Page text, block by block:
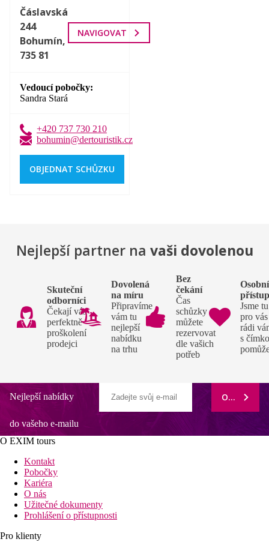
Čáslavská
244
Bohumín,
735 81
NAVIGOVAT
Vedoucí pobočky
Sandra Stará
+420 737 730 210
bohumin@dertouristik.cz
OBJEDNAT SCHŮZKU
Nejlepší partner na vaši dovolenou
Skuteční
odborníci
Čekají vás
perfektně
proškolení
prodejci
Dovolená
na míru
Připravíme
vám tu
nejlepší
nabídku
na trhu
Bez
čekání
Čas
schůzky si
můžete
rezervovat
dle vašich
potřeb
Osobní
Jsme tu
pro
rádi
s
Nejlepší nabídky
do vašeho e-mailu
ODEBÍRAT
O EXIM tours
Kontakt
Pobočky
Kariéra
O nás
Užitečné dokumenty
Prohlášení o přístupnosti
Pro klienty